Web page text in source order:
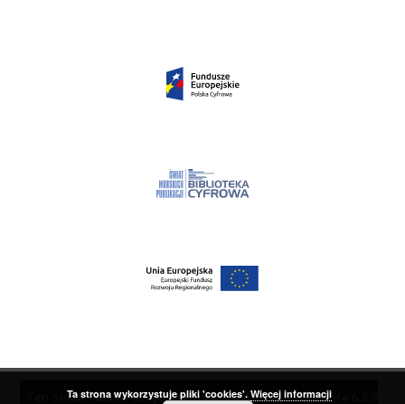
Ten serwis działa dzięki oprogramowaniuDInGO dLibra 6.2.9
Ta strona wykorzystuje pliki 'cookies'. Więcej informacji